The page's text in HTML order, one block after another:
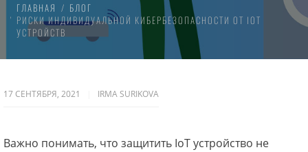
ГЛАВНАЯ
БЛОГ
РИСКИ ИНДИВИДУАЛЬНОЙ КИБЕРБЕЗОПАСНОСТИ ОТ IOT
УСТРОЙСТВ
17 СЕНТЯБРЯ, 2021 IRMA SURIKOVA
Важно понимать, что защитить IоT устройство не